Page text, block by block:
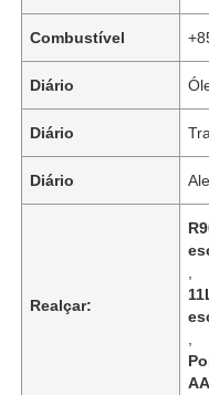
Início
Produtos
Sobre Nós
Combustível
Diário
Diário
Diário
Realçar: